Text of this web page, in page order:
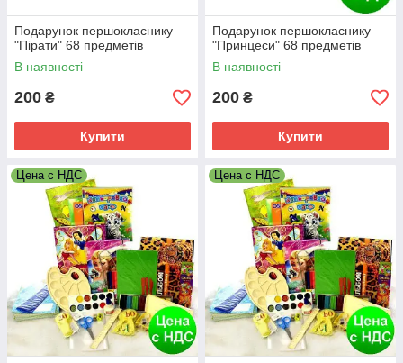
Подарунок першокласнику
"Пірати" 68 предметів
В наявності
200 ₴
Купити
Подарунок першокласнику
"Принцеси" 68 предметів
В наявності
200 ₴
Купити
Цена с НДС Цена с НДС